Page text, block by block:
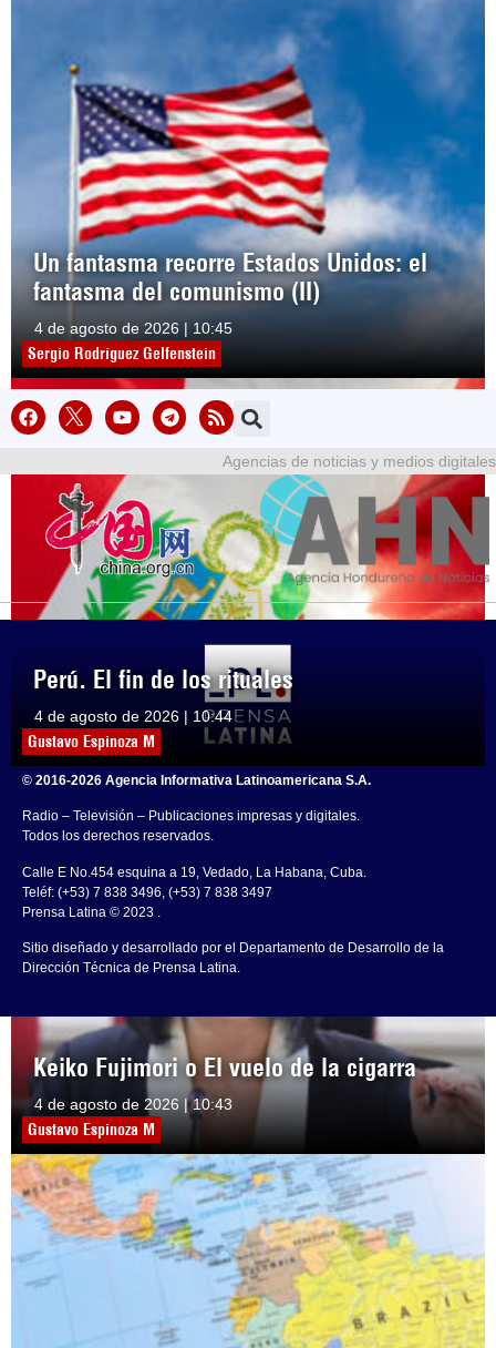
Un fantasma recorre Estados Unidos: el
fantasma del comunismo (II)
4 de agosto de 2026 | 10:45
Sergio Rodríguez Gelfenstein
Perú. El fin de los rituales
4 de agosto de 2026 | 10:44
Gustavo Espinoza M
Keiko Fujimori o El vuelo de la cigarra
4 de agosto de 2026 | 10:43
Gustavo Espinoza M
Agencias de noticias y medios digitales
© 2016-2026 Agencia Informativa Latinoamericana S.A.
Radio – Televisión – Publicaciones impresas y digitales.
Todos los derechos reservados.
Calle E No.454 esquina a 19, Vedado, La Habana, Cuba.
Teléf: (+53) 7 838 3496, (+53) 7 838 3497
Prensa Latina © 2023 .
Sitio diseñado y desarrollado por el Departamento de Desarrollo de la
Dirección Técnica de Prensa Latina.